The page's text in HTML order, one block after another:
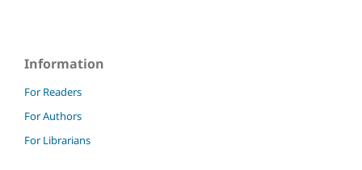
Information
For Readers
For Authors
For Librarians